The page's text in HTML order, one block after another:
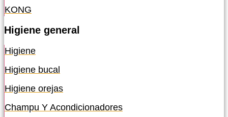
KONG
Higiene general
Higiene
Higiene bucal
Higiene orejas
Champu Y Acondicionadores